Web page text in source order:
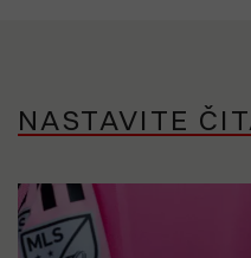
NASTAVITE